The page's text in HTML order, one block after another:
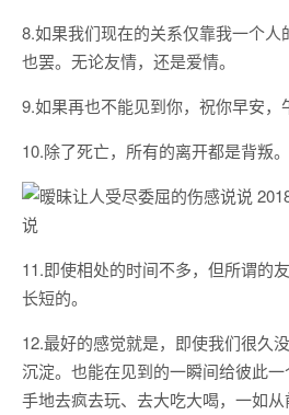
8.如果我们现在的关系仅靠我一个
也罢。无论友情，还是爱情。
9.如果再也不能见到你，祝你早安，
10.除了死亡，所有的离开都是背叛。
11.即使相处的时间不多，但所谓的
长短的。
12.最好的感觉就是，即使我们很久
沉淀。也能在见到的一瞬间给彼此
手地去疯去玩、去大吃大喝，一如从